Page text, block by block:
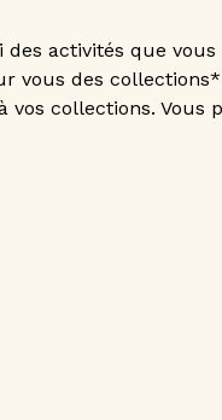
activités que
vous des
collections. Vous